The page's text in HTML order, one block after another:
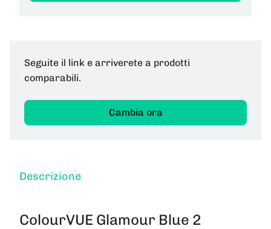
Seguite il link e arriverete a prodotti
comparabili.
Cambia ora
Descrizione
ColourVUE Glamour Blue 2